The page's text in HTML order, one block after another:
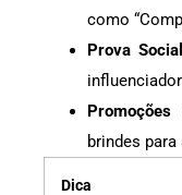
como
Prova Social
brindes
Dica